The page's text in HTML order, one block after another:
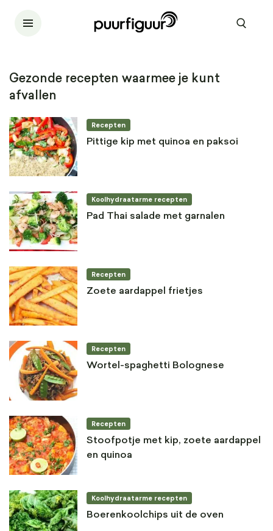
Gezonde recepten waarmee je kunt
afvallen
Recepten
Pittige kip met quinoa en paksoi
Koolhydraatarme recepten
Pad Thai salade met garnalen
Recepten
Zoete aardappel frietjes
Recepten
Wortel-spaghetti Bolognese
Recepten
Stoofpotje met kip, zoete aardappel
en quinoa
Koolhydraatarme recepten
Boerenkoolchips uit de oven